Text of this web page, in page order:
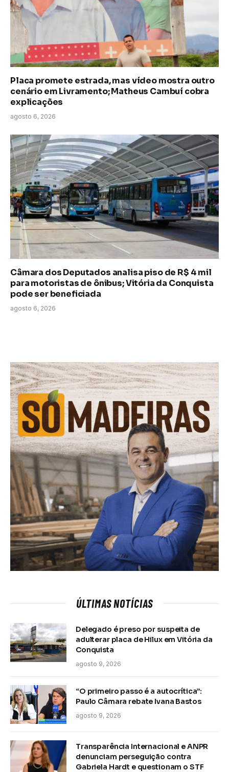
Placa promete estrada, mas vídeo mostra outro
cenário em Livramento; Matheus Cambuí cobra
explicações
agosto 6, 2026
Câmara dos Deputados analisa piso de R$ 4 mil
para motoristas de ônibus; Vitória da Conquista
pode ser beneficiada
agosto 6, 2026
ÚLTIMAS NOTÍCIAS
Delegado é preso por suspeita de
adulterar placa de Hilux em Vitória da
Conquista
agosto 9, 2026
“O primeiro passo é a autocrítica”:
Paulo Câmara rebate Ivana Bastos
agosto 9, 2026
Transparência Internacional e ANPR
denunciam perseguição contra
Gabriela Hardt e questionam o STF